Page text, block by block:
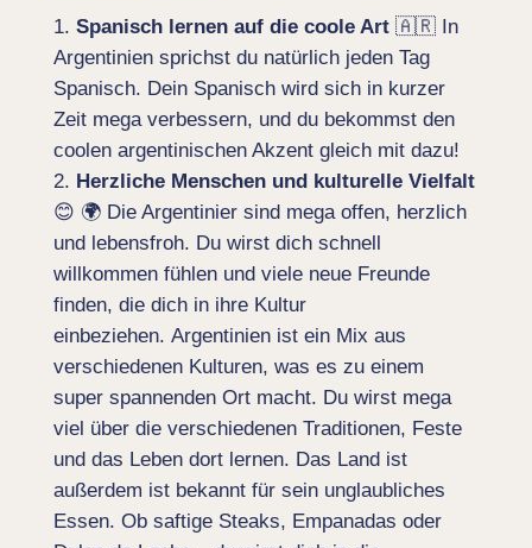
Spanisch lernen auf die coole Art🇦🇷 In
Argentinien sprichst du natürlich jeden Tag
Spanisch. Dein Spanisch wird sich in kurzer
Zeit mega verbessern, und du bekommst den
coolen argentinischen Akzent gleich mit dazu!
Herzliche Menschen und kulturelle Vielfalt
😊 🌍 Die Argentinier sind mega offen, herzlich
und lebensfroh. Du wirst dich schnell
willkommen fühlen und viele neue Freunde
finden, die dich in ihre Kultur
einbeziehen. Argentinien ist ein Mix aus
verschiedenen Kulturen, was es zu einem
super spannenden Ort macht. Du wirst mega
viel über die verschiedenen Traditionen, Feste
und das Leben dort lernen. Das Land ist
außerdem ist bekannt für sein unglaubliches
Essen. Ob saftige Steaks, Empanadas oder